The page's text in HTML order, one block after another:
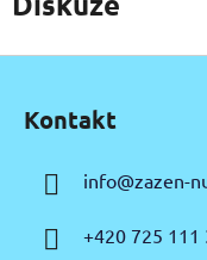
Kontakt
info@zazen-
+420 725 111